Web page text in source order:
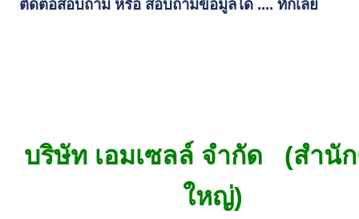
ติดต่อสอบถาม หรือ สอบถามข้อมูลได้ .... ทักเลย
บริษัท เอมเซลล์ จำกัด (สำนั
ใหญ่)